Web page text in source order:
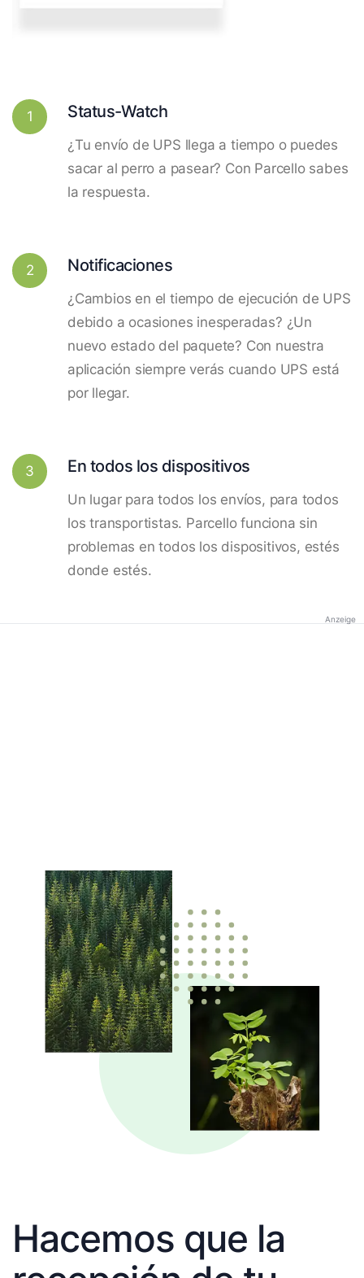
1 Status-Watch
¿Tu envío de UPS llega a tiempo o puedes
sacar al perro a pasear? Con Parcello sabes
la respuesta.
2 Notificaciones
¿Cambios en el tiempo de ejecución de UPS
debido a ocasiones inesperadas? ¿Un
nuevo estado del paquete? Con nuestra
aplicación siempre verás cuando UPS está
por llegar.
3 En todos los dispositivos
Un lugar para todos los envíos, para todos
los transportistas. Parcello funciona sin
problemas en todos los dispositivos, estés
donde estés.
Anzeige
Hacemos que la